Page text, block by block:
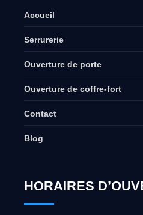
Accueil
Serrurerie
Ouverture de porte
Ouverture de coffre-fort
Contact
Blog
HORAIRES